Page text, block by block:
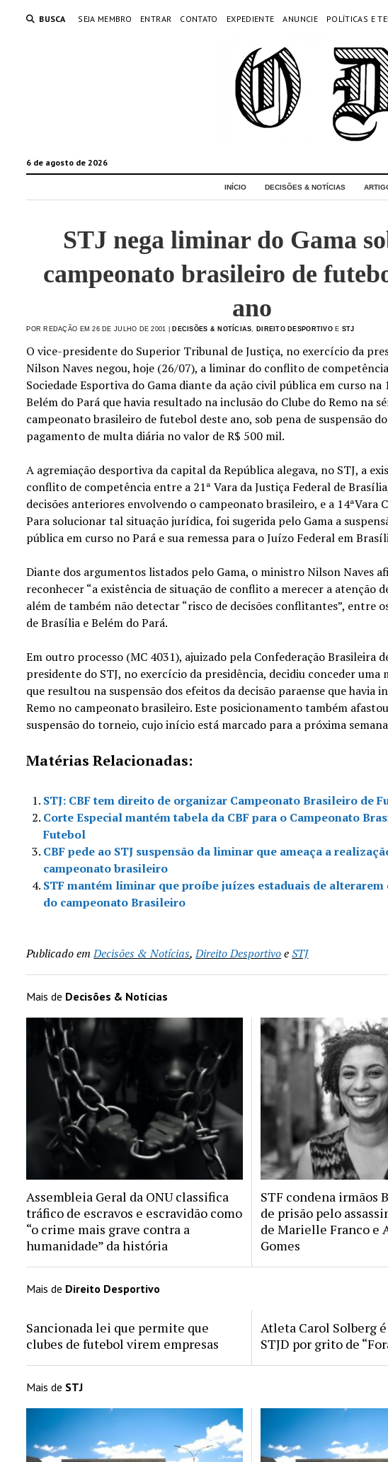
BUSCA SEJA MEMBRO ENTRAR CONTATO EXPEDIENTE ANUNCIE POLÍTICAS E
6 de agosto de 2026
INÍCIO DECISÕES & NOTÍCIAS
STJ nega liminar do Gama
campeonato brasileiro de
ano
POR REDAÇÃO EM 26 DE JULHO DE 2001 | DECISÕES & NOTÍCIAS DIREITO DESPORTIVOE STJ
O vice-presidente do Superior Tribunal de Justiça, no exercício da
Nilson Naves negou, hoje (26/07), a liminar do conflito de
Sociedade Esportiva do Gama diante da ação civil pública em curso na
Belém do Pará que havia resultado na inclusão do Clube do Remo na
campeonato brasileiro de futebol deste ano, sob pena de suspensão
pagamento de multa diária no valor de R$ 500 mil.
A agremiação desportiva da capital da República alegava, no STJ, a
conflito de competência entre a 21ª Vara da Justiça Federal de
decisões anteriores envolvendo o campeonato brasileiro, e a 14ªVara
Para solucionar tal situação jurídica, foi sugerida pelo Gama a
pública em curso no Pará e sua remessa para o Juízo Federal em
Diante dos argumentos listados pelo Gama, o ministro Nilson Naves
reconhecer “a existência de situação de conflito a merecer a atenção
além de também não detectar “risco de decisões conflitantes”, entre
de Brasília e Belém do Pará.
Em outro processo (MC 4031), ajuizado pela Confederação Brasileira
presidente do STJ, no exercício da presidência, decidiu conceder uma
que resultou na suspensão dos efeitos da decisão paraense que havia
Remo no campeonato brasileiro. Este posicionamento também
suspensão do torneio, cujo início está marcado para a próxima
Matérias Relacionadas:
STJ: CBF tem direito de organizar Campeonato Brasileiro de
Corte Especial mantém tabela da CBF para o Campeonato
Futebol
CBF pede ao STJ suspensão da liminar que ameaça a
campeonato brasileiro
STF mantém liminar que proíbe juízes estaduais de alterarem
do campeonato Brasileiro
Publicado em Decisões & Notícias,Direito DesportivoeSTJ
Mais de Decisões & Notícias
Assembleia Geral da ONU classifica
tráfico de escravos e escravidão como
“o crime mais grave contra a
humanidade” da história
STF condena irmãos
de prisão pelo
de Marielle Franco e
Gomes
Mais de Direito Desportivo
Sancionada lei que permite que
clubes de futebol virem empresas
Atleta Carol Solberg
STJD por grito de
Mais de STJ